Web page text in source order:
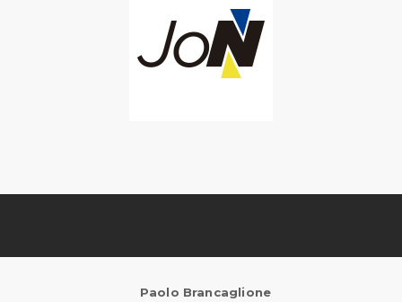
Paolo Brancaglione